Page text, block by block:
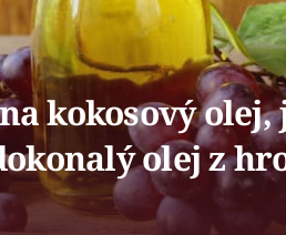
kokosový olej,
olej z